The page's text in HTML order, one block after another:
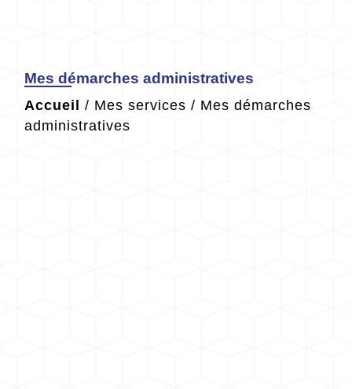
Mes démarches administratives
Accueil / Mes services / Mes démarches
administratives